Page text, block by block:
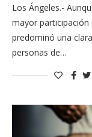
Los Ángeles.-
mayor participación
predominó una
personas de…